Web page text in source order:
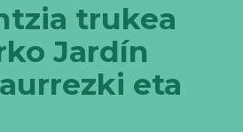
trukea
Jardín
eta